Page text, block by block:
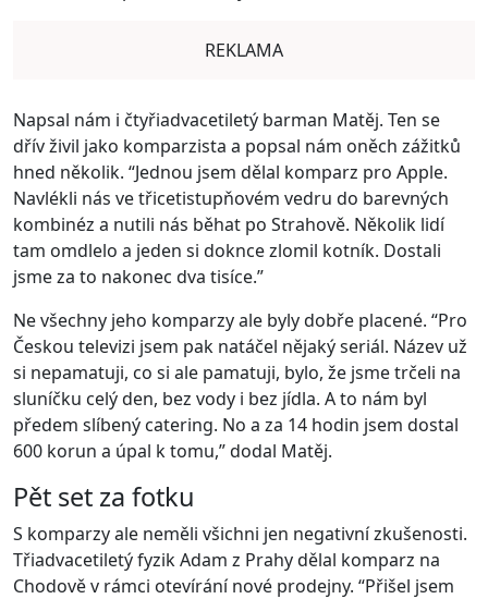
REKLAMA
Napsal nám i čtyřiadvacetiletý barman Matěj. Ten se
dřív živil jako komparzista a popsal nám oněch zážitků
hned několik. “Jednou jsem dělal komparz pro Apple.
Navlékli nás ve třicetistupňovém vedru do barevných
kombinéz a nutili nás běhat po Strahově. Několik lidí
tam omdlelo a jeden si doknce zlomil kotník. Dostali
jsme za to nakonec dva tisíce.”
Ne všechny jeho komparzy ale byly dobře placené. “Pro
Českou televizi jsem pak natáčel nějaký seriál. Název už
si nepamatuji, co si ale pamatuji, bylo, že jsme trčeli na
sluníčku celý den, bez vody i bez jídla. A to nám byl
předem slíbený catering. No a za 14 hodin jsem dostal
600 korun a úpal k tomu,” dodal Matěj.
Pět set za fotku
S komparzy ale neměli všichni jen negativní zkušenosti.
Třiadvacetiletý fyzik Adam z Prahy dělal komparz na
Chodově v rámci otevírání nové prodejny. “Přišel jsem